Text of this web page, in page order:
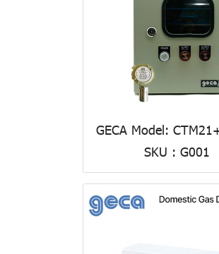
GECA Model:
SKU : G001